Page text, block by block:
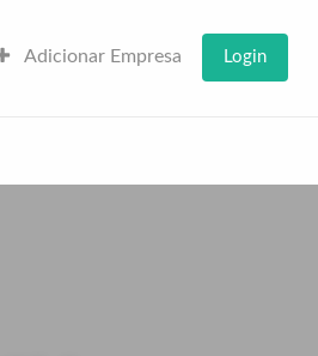
Adicionar Empresa Login